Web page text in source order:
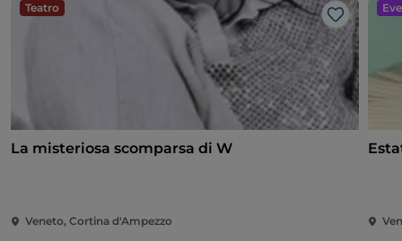
Teatro
Like
La misteriosa scomparsa di W
Veneto, Cortina d'Ampezzo